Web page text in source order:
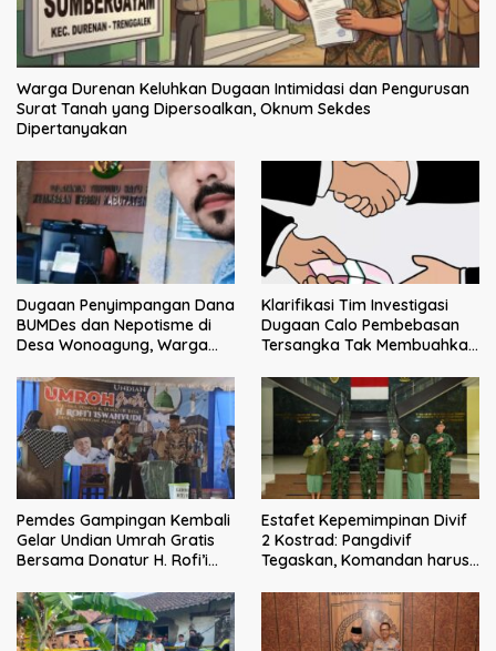
Warga Durenan Keluhkan Dugaan Intimidasi dan Pengurusan
Surat Tanah yang Dipersoalkan, Oknum Sekdes
Dipertanyakan
Dugaan Penyimpangan Dana
BUMDes dan Nepotisme di
Desa Wonoagung, Warga
Malang
Klarifikasi Tim Investigasi
Dugaan Calo Pembebasan
Tersangka Tak Membuahkan
Pemdes Gampingan Kembali
Gelar Undian Umrah Gratis
Bersama Donatur H. Rofi’i
bagi Pejuang Sosial
Estafet Kepemimpinan Divif
2 Kostrad: Pangdivif
Tegaskan, Komandan harus
dan solusi bagi prajurit